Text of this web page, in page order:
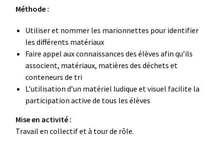
Méthode :
Utiliser et nommer les marionnettes pour identifier
les différents matériaux
Faire appel aux connaissances des élèves afin qu’ils
associent, matériaux, matières des déchets et
conteneurs de tri
L’utilisation d’un matériel ludique et visuel facilite la
participation active de tous les élèves
Mise en activité :
Travail en collectif et à tour de rôle.